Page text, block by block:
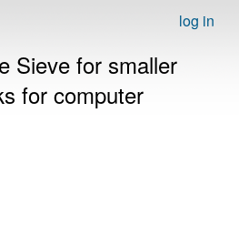
log in
Sieve for smaller
for computer